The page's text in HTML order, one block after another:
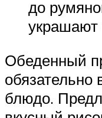
до
украшают
Обеденный
обязательно
блюдо.